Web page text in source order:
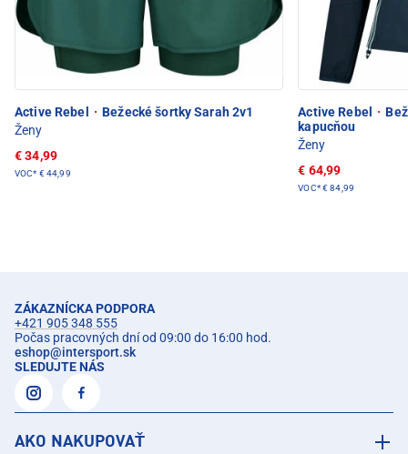
Active Rebel · Bežecké šortky Sarah 2v1
Ženy
€ 34,99
VOC* € 44,99
Active Rebel ·
kapucňou
Ženy
€ 64,99
VOC*€ 84,99
ZÁKAZNÍCKA PODPORA
+421 905 348 555
Počas pracovných dní od 09:00 do 16:00 hod.
eshop@intersport.sk
SLEDUJTE NÁS
AKO NAKUPOVAŤ